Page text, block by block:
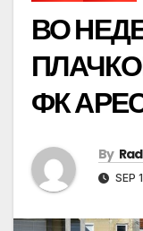
ВО
ФК
By
SEP